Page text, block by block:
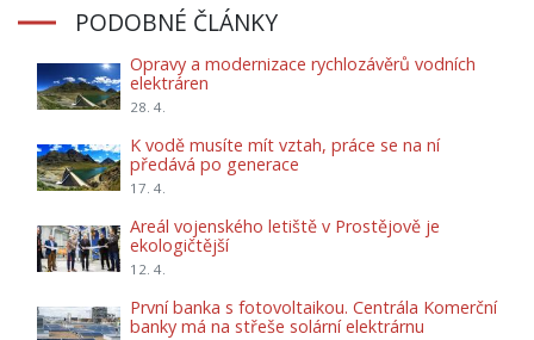
PODOBNÉ ČLÁNKY
Opravy a modernizace rychlozávěrů vodních
elektráren
28. 4.
K vodě musíte mít vztah, práce se na ní
předává po generace
17. 4.
Areál vojenského letiště v Prostějově je
ekologičtější
12. 4.
První banka s fotovoltaikou. Centrála Komerční
banky má na střeše solární elektrárnu